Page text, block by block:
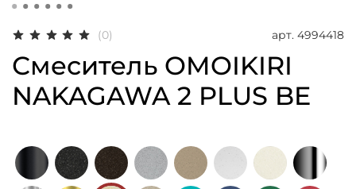
(0) арт. 4994418
Смеситель OMOIKIRI
NAKAGAWA 2 PLUS BE